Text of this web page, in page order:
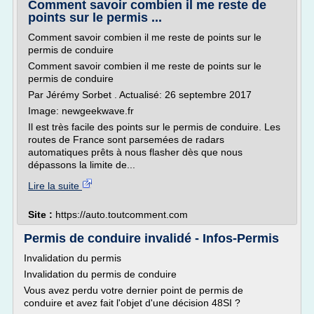
Comment savoir combien il me reste de
points sur le permis ...
Comment savoir combien il me reste de points sur le
permis de conduire
Comment savoir combien il me reste de points sur le
permis de conduire
Par Jérémy Sorbet . Actualisé: 26 septembre 2017
Image: newgeekwave.fr
Il est très facile des points sur le permis de conduire. Les
routes de France sont parsemées de radars
automatiques prêts à nous flasher dès que nous
dépassons la limite de...
Lire la suite
Site : https://auto.toutcomment.com
Permis de conduire invalidé - Infos-Permis
Invalidation du permis
Invalidation du permis de conduire
Vous avez perdu votre dernier point de permis de
conduire et avez fait l'objet d'une décision 48SI ?